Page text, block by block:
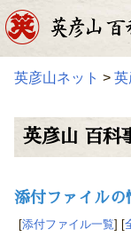
英彦山ネット > 英
英彦山 百科
添付ファイルの
[添付ファイル一覧] [